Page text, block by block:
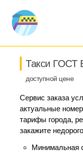
Такси ГОСТ
доступной цене
Сервис заказа
актуальные
тарифы города,
закажите
Минимальная